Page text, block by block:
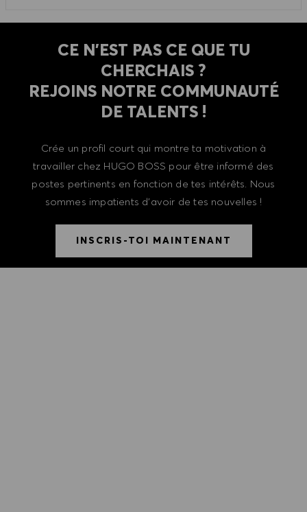
CE N'EST PAS CE QUE TU
CHERCHAIS ?
REJOINS NOTRE COMMUNAUTÉ
DE TALENTS !
Crée un profil court qui montre ta motivation à
travailler chez HUGO BOSS pour être informé des
postes pertinents en fonction de tes intérêts. Nous
sommes impatients d'avoir de tes nouvelles !
INSCRIS-TOI MAINTENANT